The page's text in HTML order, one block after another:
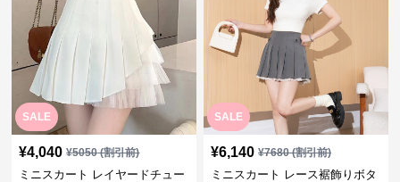
SALE
¥4,040 ¥5050(割引前)
ミニスカート レイヤードチュー
SALE
¥6,140 ¥7680(割引前)
ミニスカート レース裾飾りボタ